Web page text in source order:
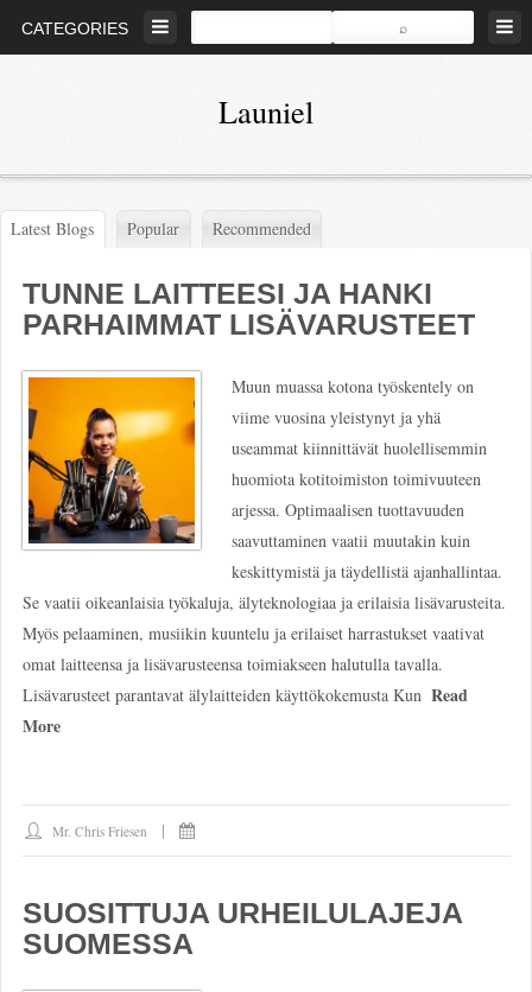
CATEGORIES
Launiel
voi
sitten
tulla
urheilukuvaajaksi?
Latest Blogs Popular Recommended
TUNNE LAITTEESI JA HANKI
PARHAIMMAT LISÄVARUSTEET
Muun muassa kotona työskentely on
viime vuosina yleistynyt ja yhä
useammat kiinnittävät huolellisemmin
huomiota kotitoimiston toimivuuteen
arjessa. Optimaalisen tuottavuuden
saavuttaminen vaatii muutakin kuin
keskittymistä ja täydellistä ajanhallintaa.
Se vaatii oikeanlaisia työkaluja, älyteknologiaa ja erilaisia lisävarusteita.
Myös pelaaminen, musiikin kuuntelu ja erilaiset harrastukset vaativat
omat laitteensa ja lisävarusteensa toimiakseen halutulla tavalla.
Lisävarusteet parantavat älylaitteiden käyttökokemusta Kun Read
More
Mr. Chris Friesen
SUOSITTUJA URHEILULAJEJA
SUOMESSA